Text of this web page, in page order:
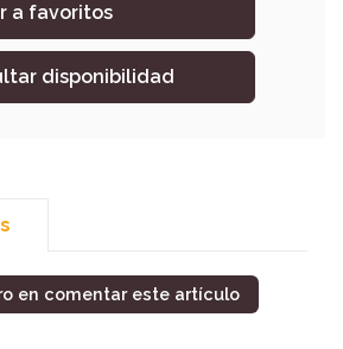
a favoritos
disponibilidad
en comentar este artículo